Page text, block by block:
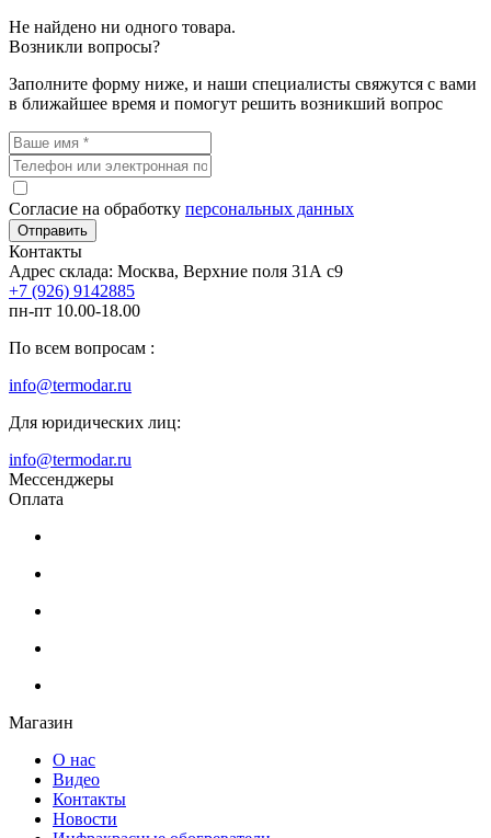
Не найдено ни одного товара.
Возникли вопросы?
Заполните форму ниже, и наши специалисты свяжутся с вами
в ближайшее время и помогут решить возникший вопрос
Согласие на обработку персональных данных
Отправить
Контакты
Адрес склада: Москва, Верхние поля 31А с9
+7 (926) 9142885
пн-пт 10.00-18.00
По всем вопросам :
info@termodar.ru
Для юридических лиц:
info@termodar.ru
Мессенджеры
Оплата
Магазин
О нас
Видео
Контакты
Новости